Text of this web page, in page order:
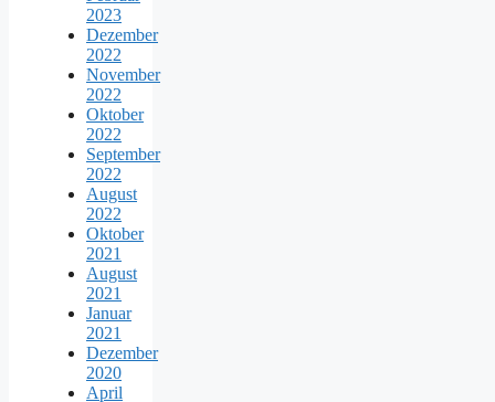
2023
Dezember
2022
November
2022
Oktober
2022
September
2022
August
2022
Oktober
2021
August
2021
Januar
2021
Dezember
2020
April